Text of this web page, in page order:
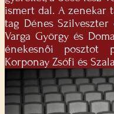
ismert dal. A zenekar
tag Dénes Szilveszter
Varga György és
énekesnői posztot
Korponay Zsófi és